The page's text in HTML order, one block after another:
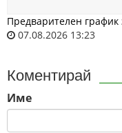
Предварителен
07.08.2026 13:23
Коментирай
Име